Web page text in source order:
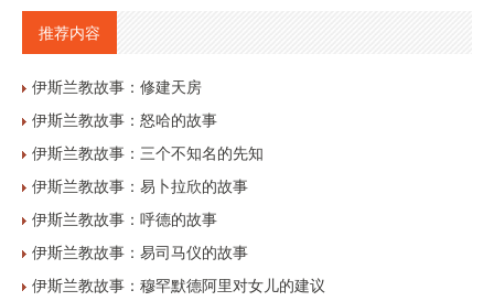
推荐内容
伊斯兰教故事：修建天房
伊斯兰教故事：怒哈的故事
伊斯兰教故事：三个不知名的先知
伊斯兰教故事：易卜拉欣的故事
伊斯兰教故事：呼德的故事
伊斯兰教故事：易司马仪的故事
伊斯兰教故事：穆罕默德阿里对女儿的建议